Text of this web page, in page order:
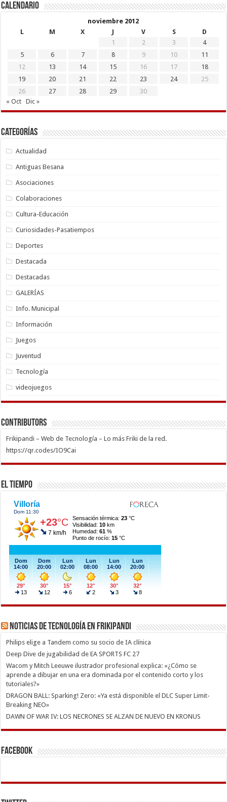
Calendario
noviembre 2012
L
M X J V S
D
1
2 3
4
5
6 7 8 9 10
11
12
13 14 15 16 17
18
19
20 21 22 23 24
25
26
27 28 29
30
« Oct
Dic »
Categorías
Actualidad
Antiguas Besana
Asociaciones
Colaboraciones
Cultura-Educación
Curiosidades-Pasatiempos
Deportes
Destacada
Destacadas
GALERÍAS
Info. Municipal
Información
Juegos
Juventud
Tecnología
videojuegos
Contributors
Frikipandi – Web de Tecnología – Lo más Friki de la red.
https://qr.codes/IO9Cai
El Tiempo
Noticias de Tecnología en Frikipandi
Philips elige a Tandem como su socio de IA clínica
Deep Dive de jugabilidad de EA SPORTS FC 27
Wacom y Mitch Leeuwe ilustrador profesional explica: «¿Cómo se
aprende a dibujar en una era dominada por el contenido corto y los
tutoriales?»
DRAGON BALL: Sparking! Zero: «Ya está disponible el DLC Super Limit-
Breaking NEO»
DAWN OF WAR IV: LOS NECRONES SE ALZAN DE NUEVO EN KRONUS
Facebook